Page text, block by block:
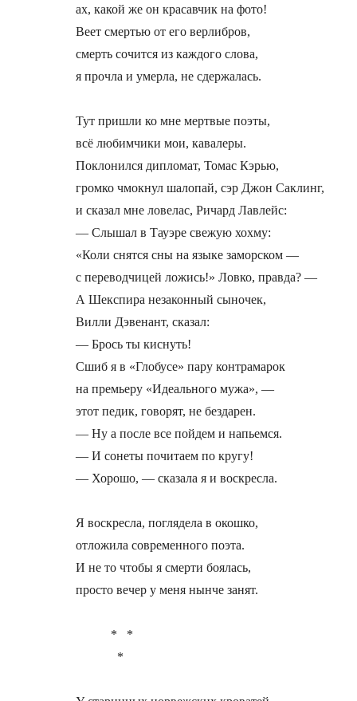
ах, какой же он красавчик на фото!
Веет смертью от его верлибров,
смерть сочится из каждого слова,
я прочла и умерла, не сдержалась.
Тут пришли ко мне мертвые поэты,
всё любимчики мои, кавалеры.
Поклонился дипломат, Томас Кэрью,
громко чмокнул шалопай, сэр Джон Саклинг,
и сказал мне ловелас, Ричард Лавлейс:
— Слышал в Тауэре свежую хохму:
«Коли снятся сны на языке заморском —
с переводчицей ложись!» Ловко, правда? —
А Шекспира незаконный сыночек,
Вилли Дэвенант, сказал:
— Брось ты киснуть!
Сшиб я в «Глобусе» пару контрамарок
на премьеру «Идеального мужа», —
этот педик, говорят, не бездарен.
— Ну а после все пойдем и напьемся.
— И сонеты почитаем по кругу!
— Хорошо, — сказала я и воскресла.
Я воскресла, поглядела в окошко,
отложила современного поэта.
И не то чтобы я смерти боялась,
просто вечер у меня нынче занят.
           *   *
             *